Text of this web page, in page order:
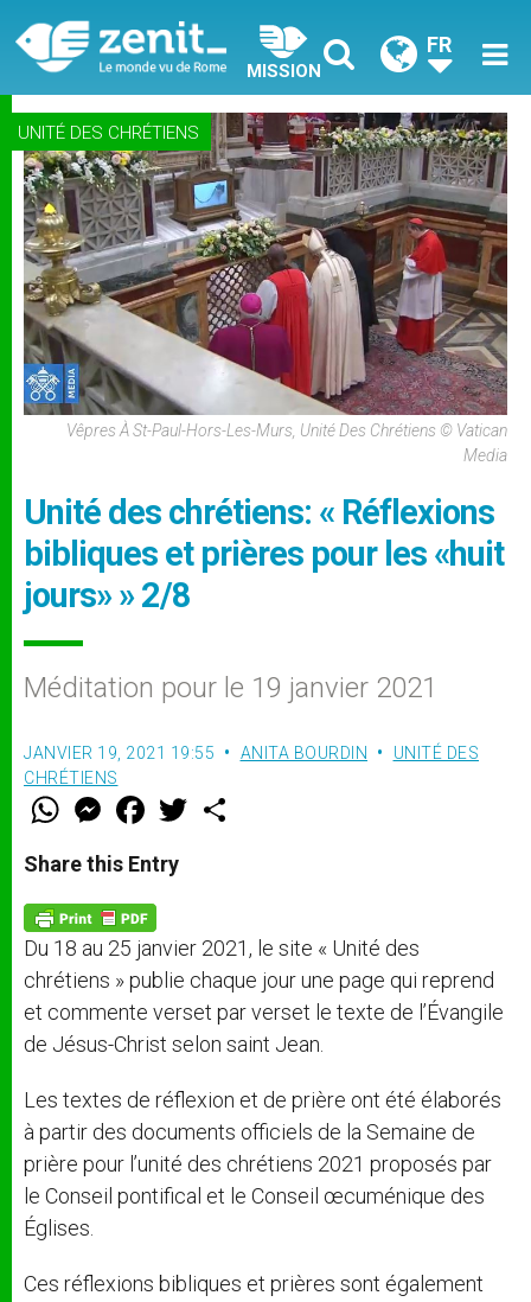
MISSION
FR
UNITÉ DES CHRÉTIENS
Vêpres À St-Paul-Hors-Les-Murs, Unité Des Chrétiens © Vatican
Media
Unité des chrétiens: « Réflexions
bibliques et prières pour les «huit
jours» » 2/8
Méditation pour le 19 janvier 2021
JANVIER 19, 2021 19:55 ANITA BOURDIN
UNITÉ DES
CHRÉTIENS
W
t
s
p
p
M
e
s
e
g
e
r
F
a
e
b
o
k
w
Share this Entry
Du 18 au 25 janvier 2021, le site « Unité des
chrétiens » publie chaque jour une page qui reprend
et commente verset par verset le texte de l’Évangile
de Jésus-Christ selon saint Jean.
Les textes de réflexion et de prière ont été élaborés
à partir des documents officiels de la Semaine de
prière pour l’unité des chrétiens 2021 proposés par
le Conseil pontifical et le Conseil œcuménique des
Églises.
Ces réflexions bibliques et prières sont également